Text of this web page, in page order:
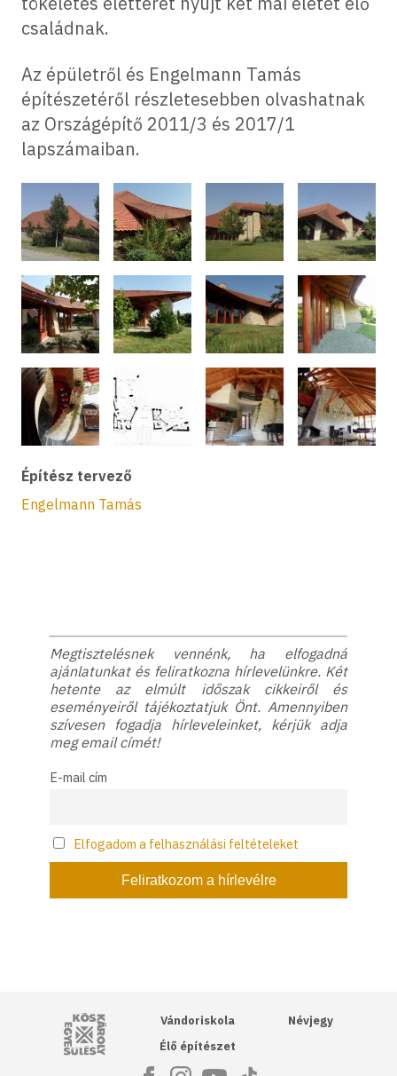
családnak.
Az épületről és Engelmann Tamás
építészetéről részletesebben olvashatnak
az Országépítő 2011/3 és 2017/1
lapszámaiban.
Építész tervező
Engelmann Tamás
Megtisztelésnek vennénk, ha elfogadná
ajánlatunkat és feliratkozna hírlevelünkre. Két
hetente az elmúlt időszak cikkeiről és
eseményeiről tájékoztatjuk Önt. Amennyiben
szívesen fogadja hírleveleinket, kérjük adja
meg email címét!
E-mail cím
Elfogadom a felhasználási feltételeket
Kós Károly Egyesülés
Vándoriskola
Élő építészet
Névjegy